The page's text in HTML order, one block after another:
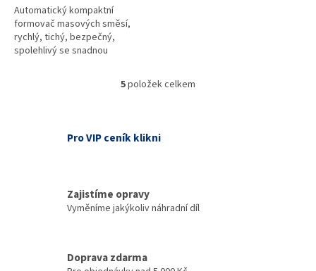
Automatický kompaktní
formovač masových směsí,
rychlý, tichý, bezpečný,
spolehlivý se snadnou
Vhodný pro výrobu polotovarů s
O
á
d
r
5položek celkem
Pro VIP ceník klikni
Zajistíme opravy
Vyměníme jakýkoliv náhradní díl
Doprava zdarma